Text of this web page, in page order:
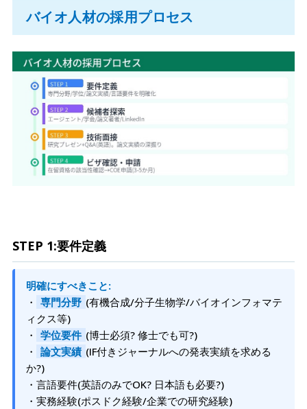
バイオ人材の採用プロセス
STEP 1:要件定義
明確にすべきこと:
・ 専門分野 (有機合成/分子生物学/バイオインフォマテ
ィクス等)
・ 学位要件 (博士必須? 修士でも可?)
・ 論文実績 (IF付きジャーナルへの発表実績を求める
か?)
・言語要件(英語のみでOK? 日本語も必要?)
・実務経験(ポスドク経験/企業での研究経験)